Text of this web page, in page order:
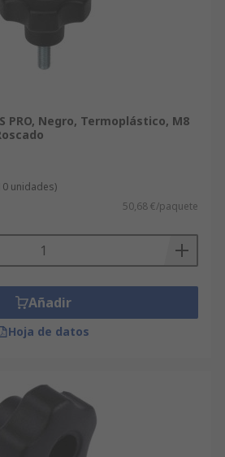
PRO, Negro, Termoplástico, M8
unidades)
50,68 €/paquete
Añadir
Hoja de datos